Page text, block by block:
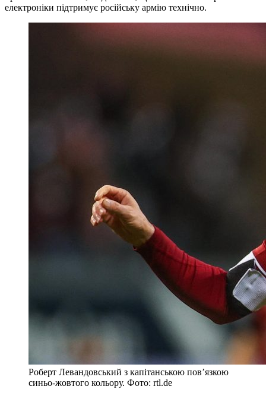
електроніки підтримує російську армію технічно.
Роберт Левандовський з капітанською пов’язкою
синьо-жовтого кольору. Фото: rtl.de